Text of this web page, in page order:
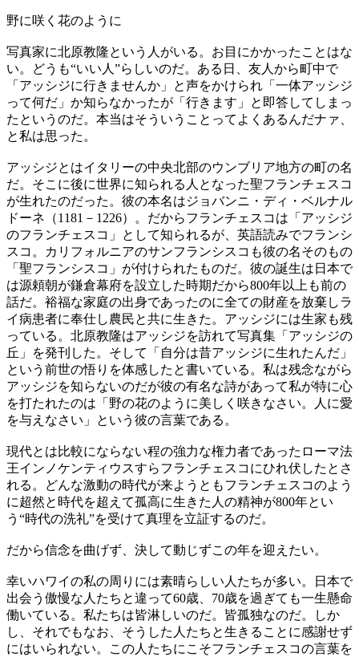
野に咲く花のように
写真家に北原教隆という人がいる。お目にかかったことはな
い。どうも“いい人”らしいのだ。ある日、友人から町中で
「アッシジに行きませんか」と声をかけられ「一体アッシジ
って何だ」か知らなかったが「行きます」と即答してしまっ
たというのだ。本当はそういうことってよくあるんだナァ、
と私は思った。
アッシジとはイタリーの中央北部のウンブリア地方の町の名
だ。そこに後に世界に知られる人となった聖フランチェスコ
が生れたのだった。彼の本名はジョバンニ・ディ・ベルナル
ドーネ（1181－1226）。だからフランチェスコは「アッシジ
のフランチェスコ」として知られるが、英語読みでフランシ
スコ。カリフォルニアのサンフランシスコも彼の名そのもの
「聖フランシスコ」が付けられたものだ。彼の誕生は日本で
は源頼朝が鎌倉幕府を設立した時期だから800年以上も前の
話だ。裕福な家庭の出身であったのに全ての財産を放棄しラ
イ病患者に奉仕し農民と共に生きた。アッシジには生家も残
っている。北原教隆はアッシジを訪れて写真集「アッシジの
丘」を発刊した。そして「自分は昔アッシジに生れたんだ」
という前世の悟りを体感したと書いている。私は残念ながら
アッシジを知らないのだが彼の有名な詩があって私が特に心
を打たれたのは「野の花のように美しく咲きなさい。人に愛
を与えなさい」という彼の言葉である。
現代とは比較にならない程の強力な権力者であったローマ法
王インノケンティウスすらフランチェスコにひれ伏したとさ
れる。どんな激動の時代が来ようともフランチェスコのよう
に超然と時代を超えて孤高に生きた人の精神が800年とい
う“時代の洗礼”を受けて真理を立証するのだ。
だから信念を曲げず、決して動じずこの年を迎えたい。
幸いハワイの私の周りには素晴らしい人たちが多い。日本で
出会う傲慢な人たちと違って60歳、70歳を過ぎても一生懸命
働いている。私たちは皆淋しいのだ。皆孤独なのだ。しか
し、それでもなお、そうした人たちと生きることに感謝せず
にはいられない。この人たちにこそフランチェスコの言葉を